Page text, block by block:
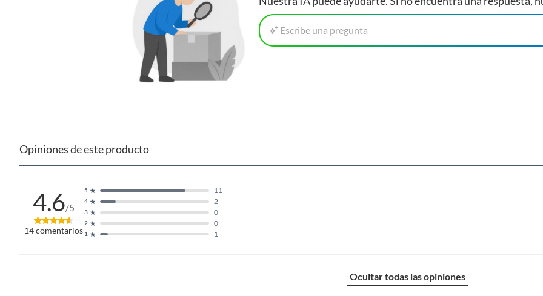
Escribe una pregunta
Opiniones de este producto
4.6/5
14comentarios 1 1
2 0
3 0
4 2
5 11
Ocultar todas las opiniones